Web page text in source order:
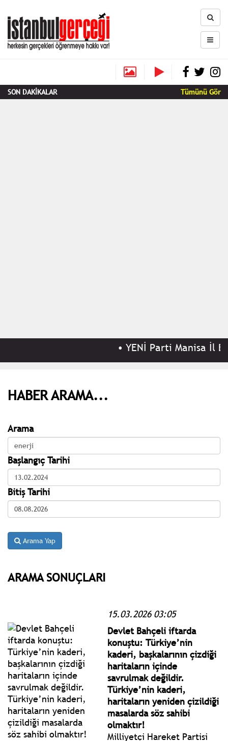
SON DAKİKALAR Tümünü Gör
YENİ Parti Manisa İl
HABER ARAMA...
Arama
Başlangıç Tarihi
Bitiş Tarihi
Arama Yap
ARAMA SONUÇLARI
15.03.2026 03:05
Devlet Bahçeli iftarda
konuştu: Türkiye’nin
kaderi, başkalarının çizdiği
haritaların içinde
savrulmak değildir.
Türkiye’nin kaderi,
haritaların yeniden çizildiği
masalarda söz sahibi
olmaktır!
Milliyetçi Hareket Partisi